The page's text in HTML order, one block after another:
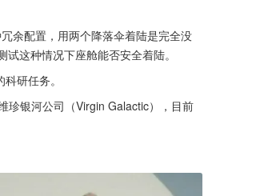
余配置，用两个降落伞着陆是完全没
这种情况下座舱能否安全着陆。
研任务。
银河公司（Virgin Galactic），目前